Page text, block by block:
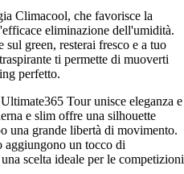
Climacool, che favorisce la
eliminazione dell'umidità.
green, resterai fresco e a tuo
ti permette di muoverti
perfetto.
Tour unisce eleganza e
e slim offre una silhouette
una grande libertà di movimento.
un tocco di
scelta ideale per le competizioni